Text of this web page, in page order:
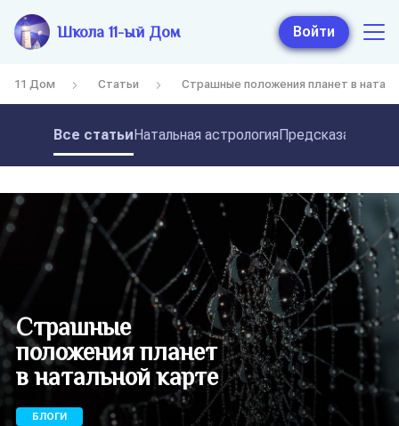
Школа 11-ый Дом Войти
11 Дом Статьи Страшные положения планет в
Все статьиНатальная астрология
Страшные
положения планет
в натальной карте
БЛОГИ